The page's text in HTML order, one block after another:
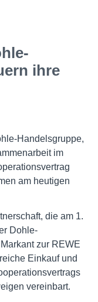
ihre
Handelsgruppe,
im
am heutigen
die am 1.
Dohle-
zur REWE
Einkauf und
vereinbart.